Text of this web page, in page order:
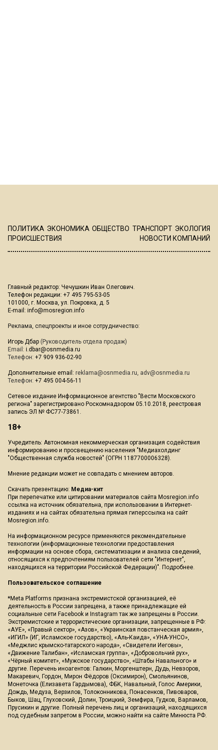
ПОЛИТИКА ЭКОНОМИКА ОБЩЕСТВО ТРАНСПОРТ ЭКОЛОГИЯ
ПРОИСШЕСТВИЯ
НОВОСТИ КОМПАНИЙ
Главный редактор: Чечушкин Иван Олегович.
Телефон редакции: +7 495 795-53-05
101000, г. Москва, ул. Покровка, д. 5
E-mail: info@mosregion.info
Реклама, спецпроекты и иное сотрудничество:
Игорь Дбар (Руководитель отдела продаж)
Email: i.dbar@osnmedia.ru
Телефон: +7 909 936-02-90
Дополнительные email: reklama@osnmedia.ru, adv@osnmedia.ru
Телефон: +7 495 004-56-11
Сетевое издание Информационное агентство "Вести Московского
региона" зарегистрировано Роскомнадзором 05.10.2018, реестровая
запись ЭЛ № ФС77-73861.
18+
Учредитель: Автономная некоммерческая организация содействия
информированию и просвещению населения "Медиахолдинг
"Общественная служба новостей" (ОГРН 1187700006328).
Мнение редакции может не совпадать с мнением авторов.
Скачать презентацию: Медиа-кит
При перепечатке или цитировании материалов сайта Mosregion.info
ссылка на источник обязательна, при использовании в Интернет-
изданиях и на сайтах обязательна прямая гиперссылка на сайт
Mosregion.info.
На информационном ресурсе применяются рекомендательные
технологии (информационные технологии предоставления
информации на основе сбора, систематизации и анализа сведений,
относящихся к предпочтениям пользователей сети "Интернет",
находящихся на территории Российской Федерации)". Подробнее.
Пользовательское соглашение
*Meta Platforms признана экстремистской организацией, её
деятельность в России запрещена, а также принадлежащие ей
социальные сети Facebook и Instagram так же запрещены в России.
Экстремистские и террористические организации, запрещенные в РФ:
«АУЕ», «Правый сектор», «Азов», «Украинская повстанческая армия»,
«ИГИЛ» (ИГ, Исламское государство), «Аль-Каида», «УНА-УНСО»,
«Меджлис крымско-татарского народа», «Свидетели Иеговы»,
«Движение Талибан», «Исламская группа», «Добровольчий рух»,
«Чёрный комитет», «Мужское государство», «Штабы Навального» и
другие. Перечень иноагентов: Галкин, Моргенштерн, Дудь, Невзоров,
Макаревич, Гордон, Мирон Фёдоров (Оксимирон), Смольянинов,
Монеточка (Елизавета Гардымова), ФБК, Навальный, Голос Америки,
Дождь, Медуза, Верзилов, Толоконникова, Понасенков, Пивоваров,
Быков, Шац, Глуховский, Долин, Троицкий, Земфира, Гудков, Варламов,
Прусикин и другие. Полный перечень лиц и организаций, находящихся
под судебным запретом в России, можно найти на сайте Минюста РФ.